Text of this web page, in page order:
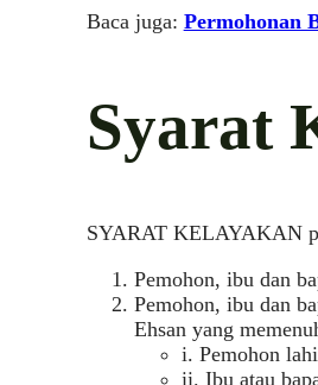
Baca juga: Permohonan
Syarat
SYARAT KELAYAKAN
Pemohon, ibu dan
Pemohon, ibu dan
Ehsan yang
i. Pemohon
ii. Ibu atau